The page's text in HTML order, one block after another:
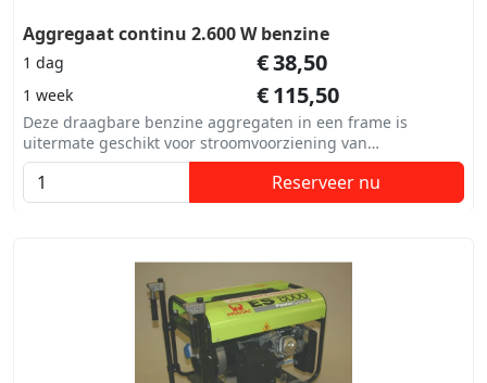
Aggregaat continu 2.600 W benzine
1 dag €38,50
1 week €115,50
Deze draagbare benzine aggregaten in een frame is
uitermate geschikt voor stroomvoorziening van
bouwmachines, carnaval en andere evenementen.
Reserveer nu